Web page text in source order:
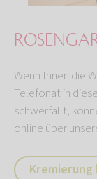
Wenn Ihnen die
Telefonat in
schwerfällt,
online über